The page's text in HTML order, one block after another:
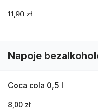
11,90 zł
Napoje
Coca cola 0,5 l
8,00 zł